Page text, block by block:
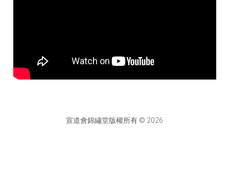
宣道會錦繡堂版權所有 © 2026